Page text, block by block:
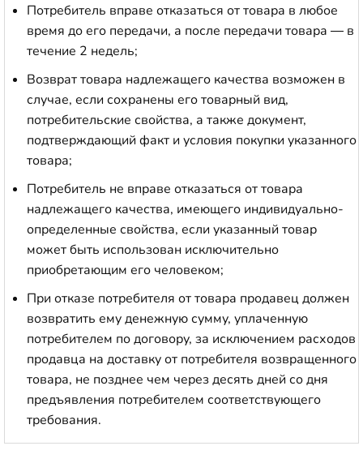
Потребитель вправе отказаться от товара в любое
время до его передачи, а после передачи товара — в
течение 2 недель;
Возврат товара надлежащего качества возможен в
случае, если сохранены его товарный вид,
потребительские свойства, а также документ,
подтверждающий факт и условия покупки указанного
товара;
Потребитель не вправе отказаться от товара
надлежащего качества, имеющего индивидуально-
определенные свойства, если указанный товар
может быть использован исключительно
приобретающим его человеком;
При отказе потребителя от товара продавец должен
возвратить ему денежную сумму, уплаченную
потребителем по договору, за исключением расходов
продавца на доставку от потребителя возвращенного
товара, не позднее чем через десять дней со дня
предъявления потребителем соответствующего
требования.